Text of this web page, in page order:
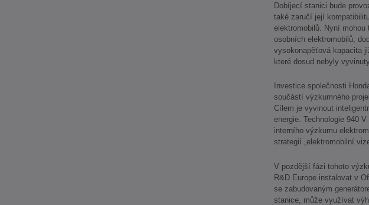
Dobíjecí stanici bude
také zaručí její
elektromobilů. Nyní
osobních elektromobilů,
vysokonapěťová kapacita
které dosud nebyly vyvinuty.
Investice společnosti
součástí výzkumného
Cílem je vyvinout
energie. Technologie 940
interního výzkumu
strategií „elektromobilní
V pozdější fázi tohoto
R&D Europe instalovat v
se zabudovaným
stanice, může využívat